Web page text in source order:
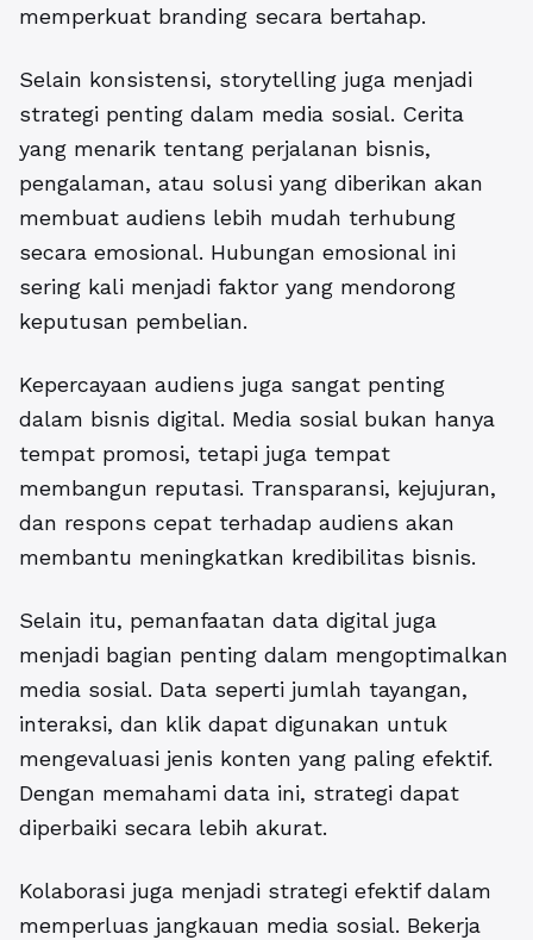
memperkuat branding secara bertahap.
Selain konsistensi, storytelling juga menjadi
strategi penting dalam media sosial. Cerita
yang menarik tentang perjalanan bisnis,
pengalaman, atau solusi yang diberikan akan
membuat audiens lebih mudah terhubung
secara emosional. Hubungan emosional ini
sering kali menjadi faktor yang mendorong
keputusan pembelian.
Kepercayaan audiens juga sangat penting
dalam bisnis digital. Media sosial bukan hanya
tempat promosi, tetapi juga tempat
membangun reputasi. Transparansi, kejujuran,
dan respons cepat terhadap audiens akan
membantu meningkatkan kredibilitas bisnis.
Selain itu, pemanfaatan data digital juga
menjadi bagian penting dalam mengoptimalkan
media sosial. Data seperti jumlah tayangan,
interaksi, dan klik dapat digunakan untuk
mengevaluasi jenis konten yang paling efektif.
Dengan memahami data ini, strategi dapat
diperbaiki secara lebih akurat.
Kolaborasi juga menjadi strategi efektif dalam
memperluas jangkauan media sosial. Bekerja